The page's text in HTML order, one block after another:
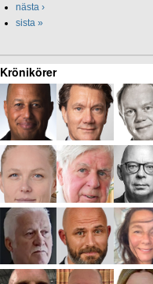
nästa ›
sista »
Krönikörer